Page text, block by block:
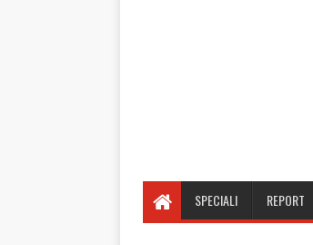
SPECIALI REPORT